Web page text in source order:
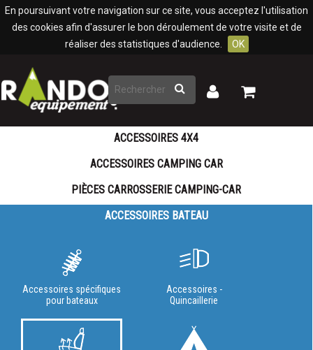
En poursuivant votre navigation sur ce site, vous acceptez l'utilisation
des cookies afin d'assurer le bon déroulement de votre visite et de
réaliser des statistiques d'audience.
OK
Rechercher
Mon
Mon
ACCESSOIRES 4X4
ACCESSOIRES CAMPING CAR
PIÈCES CARROSSERIE CAMPING-CAR
ACCESSOIRES BATEAU
Accessoires spécifiques
pour bateaux
Accessoires -
Quincaillerie
Panneau de gestion des cookies